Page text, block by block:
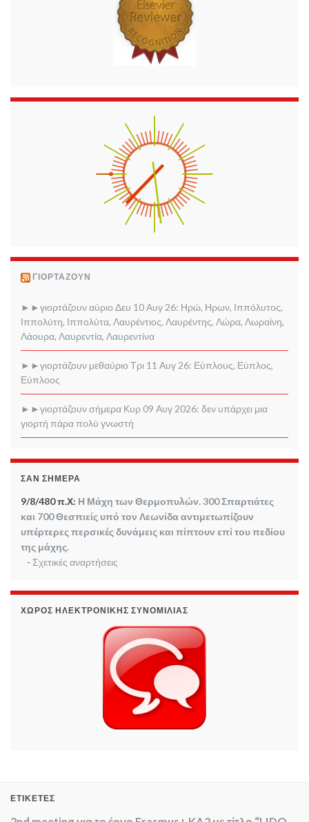
ΓΙΟΡΤΆΖΟΥΝ
►►γιορτάζουν αύριο Δευ 10 Αυγ 26: Ηρώ, Ηρων, Ιππόλυτος,
Ιππολύτη, Ιππολύτα, Λαυρέντιος, Λαυρέντης, Λώρα, Λωραίνη,
Λάουρα, Λαυρεντία, Λαυρεντίνα
►►γιορτάζουν μεθαύριο Τρι 11 Αυγ 26: Εύπλους, Εύπλος,
Εύπλοος
►►γιορτάζουν σήμερα Κυρ 09 Αυγ 2026: δεν υπάρχει μια
γιορτή πάρα πολύ γνωστή
ΣΑΝ ΣΉΜΕΡΑ
9/8/480 π.Χ: Η Μάχη των Θερμοπυλών. 300 Σπαρτιάτες
και 700 Θεσπιείς υπό τον Λεωνίδα αντιμετωπίζουν
υπέρτερες περσικές δυνάμεις και πίπτουν επί του πεδίου
της μάχης.
- Σχετικές αναρτήσεις
ΧΏΡΟΣ ΗΛΕΚΤΡΟΝΙΚΉΣ ΣΥΝΟΜΙΛΊΑΣ
ΕΤΙΚΈΤΕΣ